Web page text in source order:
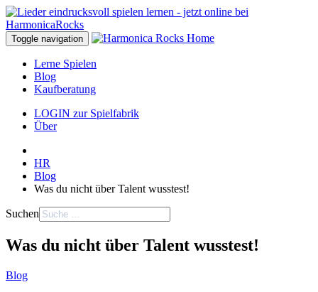
Toggle navigation
Lerne Spielen
Blog
Kaufberatung
LOGIN zur Spielfabrik
Über
HR
Blog
Was du nicht über Talent wusstest!
Suchen
Was du nicht über Talent wusstest!
Blog